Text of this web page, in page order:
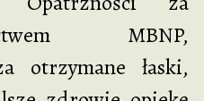
MBNP,
otrzymane łaski,